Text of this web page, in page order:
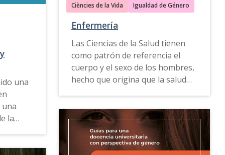
e
disponible en catalán,inglésy
gallego.
Ciències de la Vida Igualdad de Género
Enfermería
Las Ciencias de la Salud tienen
como patrón de referencia el
cuerpo y el sexo de los hombres,
hecho que origina que la salud
LaGuía para una docencia
universitaria con perspectiva de
género de Enfermeríaofrece
una
la